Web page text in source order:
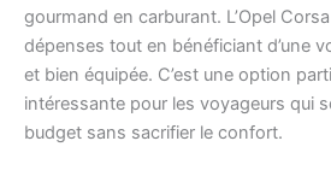
gourmand en carburant. L’Opel
dépenses tout en bénéficiant d’une
et bien équipée. C’est une option
intéressante pour les voyageurs qui
budget sans sacrifier le confort.